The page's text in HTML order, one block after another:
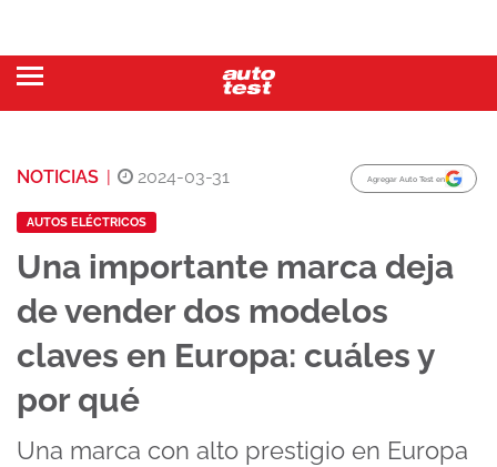
NOTICIAS | 2024-03-31 Agregar Auto Test en
AUTOS ELÉCTRICOS
Una importante marca deja
de vender dos modelos
claves en Europa: cuáles y
por qué
Una marca con alto prestigio en Europa